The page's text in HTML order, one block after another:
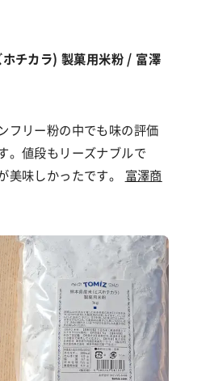
ホチカラ) 製菓用米粉 / 富澤
フリー粉の中でも味の評価
。値段もリーズナブルで
美味しかったです。 富澤商